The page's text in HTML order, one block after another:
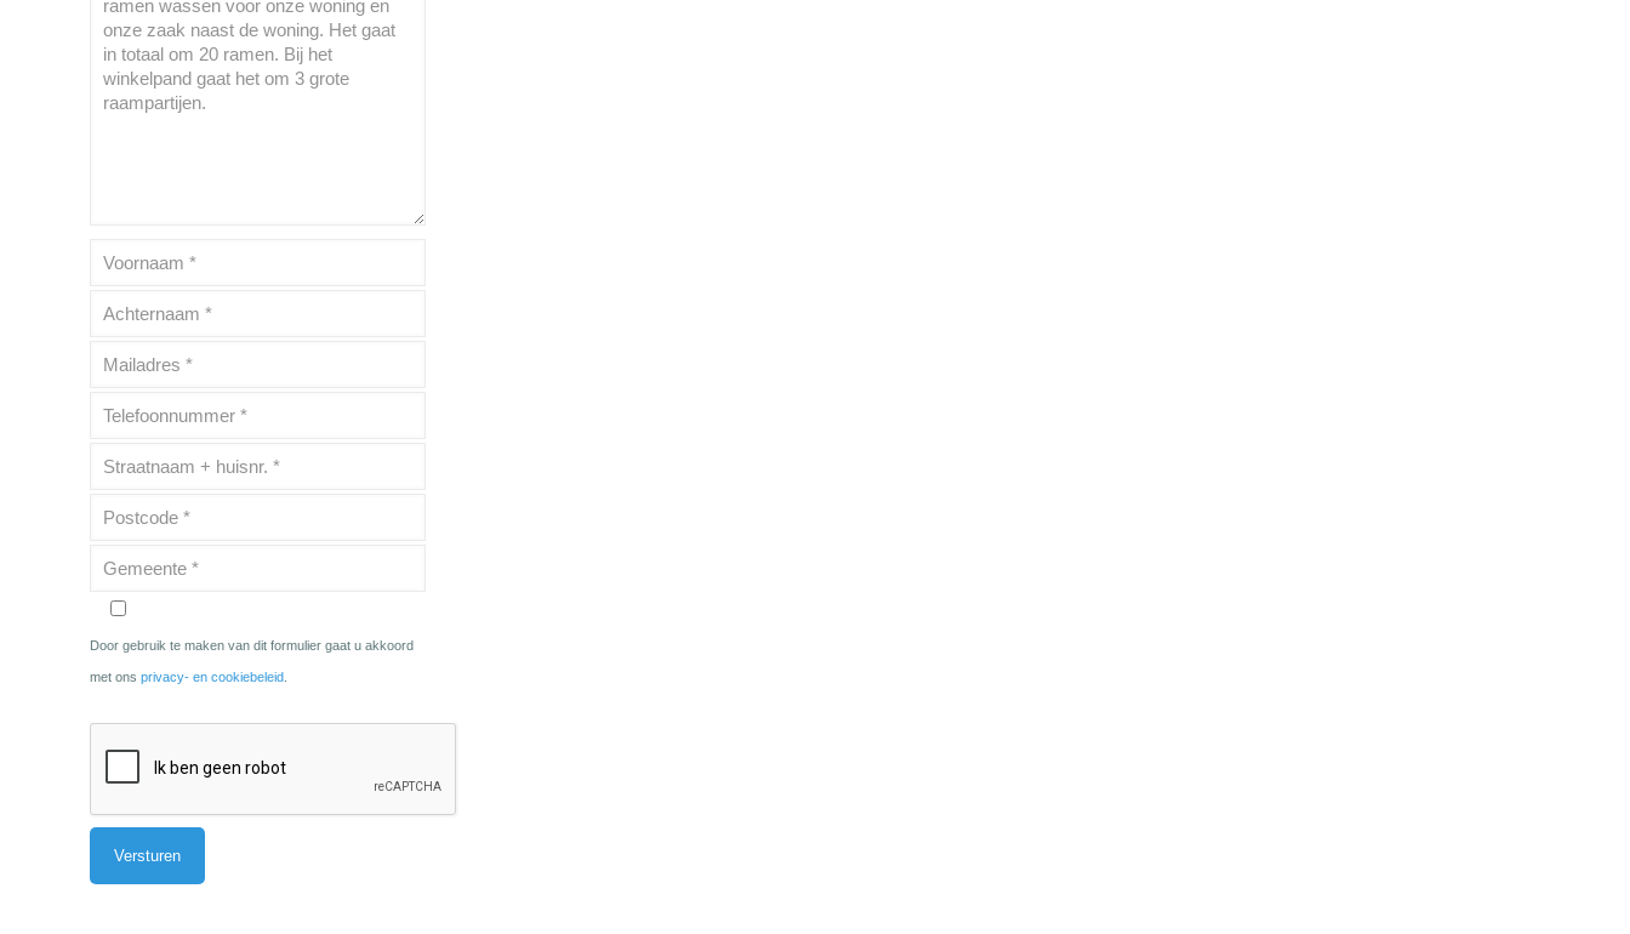
Door gebruik te maken van dit formulier gaat u akkoord
met onsprivacy- en cookiebeleid